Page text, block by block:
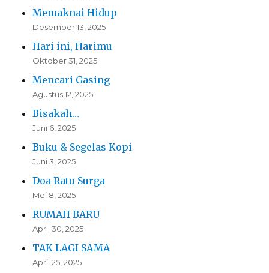
Memaknai Hidup
Desember 13, 2025
Hari ini, Harimu
Oktober 31, 2025
Mencari Gasing
Agustus 12, 2025
Bisakah…
Juni 6, 2025
Buku & Segelas Kopi
Juni 3, 2025
Doa Ratu Surga
Mei 8, 2025
RUMAH BARU
April 30, 2025
TAK LAGI SAMA
April 25, 2025